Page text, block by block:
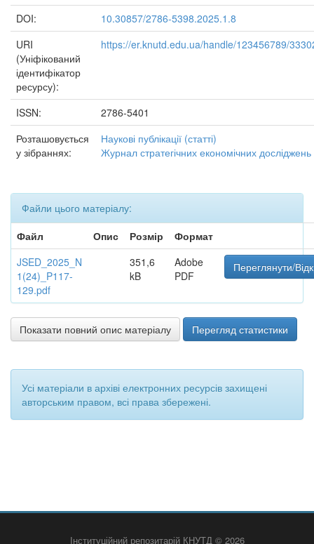
DOI:
10.30857/2786-5398.2025.1.8
URI
(Уніфікований
ідентифікатор
ресурсу):
https://er.knutd.edu.ua/handle/123456789/
ISSN:
2786-5401
Розташовується
у зібраннях:
Наукові публікації (статті)
Журнал стратегічних економічних досліджень
Файли цього матеріалу:
Файл
Опис Розмір
Формат
JSED_2025_N
1(24)_P117-
129.pdf
351,6
kB
Adobe
PDF
Переглянути/
Показати повний опис матеріалу Перегляд статистики
Усі матеріали в архіві електронних ресурсів захищені
авторським правом, всі права збережені.
Інституційний репозитарій КНУТД © 2026